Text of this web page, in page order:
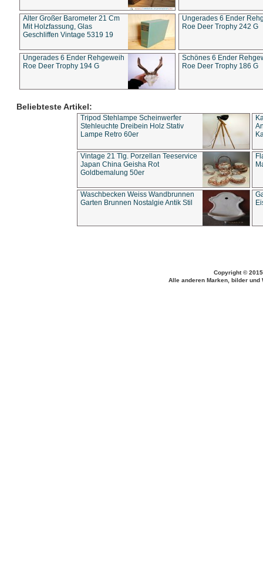
Alter Großer Barometer 21 Cm
Mit Holzfassung, Glas
Geschliffen Vintage 5319 19
Ungerades 6 Ender
Roe Deer Trophy 242 G
Ungerades 6 Ender Rehgeweih
Roe Deer Trophy 194 G
Schönes 6 Ender
Roe Deer Trophy 186 G
Beliebteste Artikel:
Tripod Stehlampe Scheinwerfer
Stehleuchte Dreibein Holz Stativ
Lampe Retro 60er
Vintage 21 Tlg. Porzellan Teeservice
Japan China Geisha Rot
Goldbemalung 50er
Waschbecken Weiss Wandbrunnen
Garten Brunnen Nostalgie Antik Stil
Copyright ©
Alle anderen Marken, bilder und